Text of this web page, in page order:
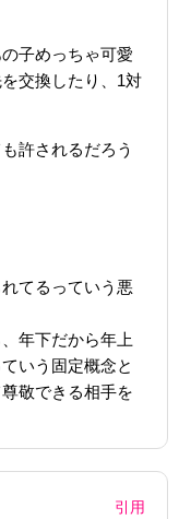
子めっちゃ可愛
交換したり、1対
許されるだろう
てるっていう悪
年下だから年上
いう固定概念と
敬できる相手を
引用